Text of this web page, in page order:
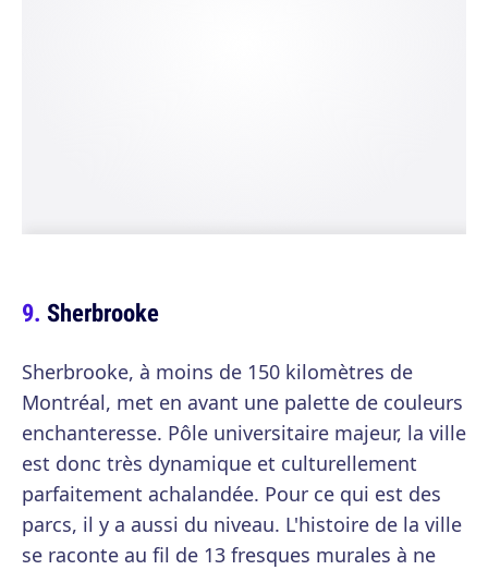
Sherbrooke
Sherbrooke, à moins de 150 kilomètres de
Montréal, met en avant une palette de couleurs
enchanteresse. Pôle universitaire majeur, la ville
est donc très dynamique et culturellement
parfaitement achalandée. Pour ce qui est des
parcs, il y a aussi du niveau. L'histoire de la ville
se raconte au fil de 13 fresques murales à ne